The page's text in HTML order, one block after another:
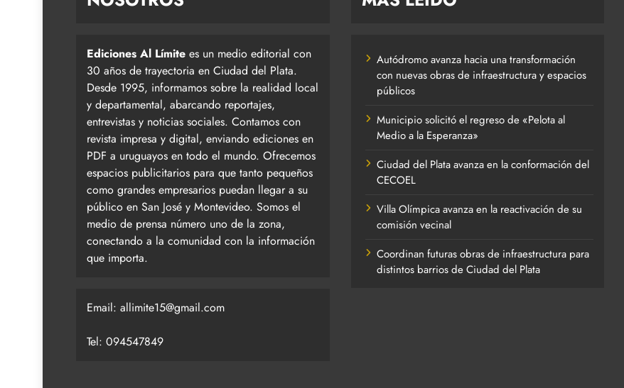
Ediciones Al Límite es un medio editorial con
30 años de trayectoria en Ciudad del Plata.
Desde 1995, informamos sobre la realidad local
y departamental, abarcando reportajes,
entrevistas y noticias sociales. Contamos con
revista impresa y digital, enviando ediciones en
PDF a uruguayos en todo el mundo. Ofrecemos
espacios publicitarios para que tanto pequeños
como grandes empresarios puedan llegar a su
público en San José y Montevideo. Somos el
medio de prensa número uno de la zona,
conectando a la comunidad con la información
que importa.
Email: allimite15@gmail.com
Tel: 094547849
Autódromo avanza hacia una transformación
con nuevas obras de infraestructura y espacios
públicos
Municipio solicitó el regreso de «Pelota al
Medio a la Esperanza»
Ciudad del Plata avanza en la conformación del
CECOEL
Villa Olímpica avanza en la reactivación de su
comisión vecinal
Coordinan futuras obras de infraestructura para
distintos barrios de Ciudad del Plata